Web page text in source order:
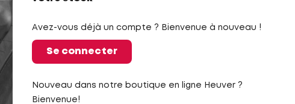
Avez-vous déjà un compte ? Bienvenue à nouveau !
Se connecter
Nouveau dans notre boutique en ligne Heuver ?
Bienvenue!